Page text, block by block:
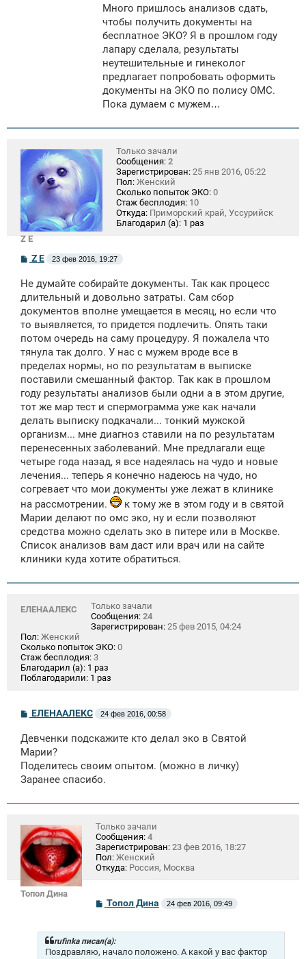
Много пришлось анализов сдать,
чтобы получить документы на
бесплатное ЭКО? Я в прошлом году
лапару сделала, результаты
неутешительные и гинеколог
предлагает попробовать оформить
документы на ЭКО по полису ОМС.
Пока думаем с мужем…
Z Е
Только зачали
Сообщения: 2
Зарегистрирован: 25 янв 2016, 05:22
Пол: Женский
Сколько попыток ЭКО: 0
Стаж бесплодия: 10
Откуда: Приморский край, Уссурийск
Благодарил (а): 1 раз
С
б
щ
н
и
Z Е 23 фев 2016, 19:27
Не думайте собирайте документы. Так как процесс
длительный и довольно затраты. Сам сбор
документов вполне умещается в месяц, но если что
то выявляется, то придется подлечить. Опять таки
потом очередь на саму процедуру. Я пожалела что
тянула так долго. У нас с мужем вроде все в
пределах нормы, но по результатам в выписке
поставили смешанный фактор. Так как в прошлом
году результаты анализов были одни а в этом другие,
тот же мар тест и спермограмма уже как начали
делать выписку подкачали... тонкий мужской
организм... мне диагноз ставили на по результатам
перенесенных заболеваний. Мне предлагали еще
четыре года назад, я все надеялась на чудо и новые
лечения... теперь я конечно надеюсь на чудо, но
согревает что мои документы уже лежат в клинике
на рассмотрении.
к тому же в этом году и в святой
Марии делают по омс эко, ну и если позволяют
средства можно сделать эко в питере или в Москве.
Список анализов вам даст или врач или на сайте
клиники куда хотите обратиться.
ЕЛЕНААЛЕКС
Только зачали
Сообщения: 24
Зарегистрирован: 25 фев 2015, 04:24
Пол: Женский
Сколько попыток ЭКО: 0
Стаж бесплодия: 3
Благодарил (а): 1 раз
Поблагодарили: 1 раз
С
б
щ
н
и
ЕЛЕНААЛЕКС 24 фев 2016, 00:58
Девченки подскажите кто делал эко в Святой
Марии?
Поделитесь своим опытом. (можно в личку)
Заранее спасибо.
Топол Дина
Только зачали
Сообщения: 4
Зарегистрирован: 23 фев 2016, 18:27
Пол: Женский
Откуда: Россия, Москва
С
б
щ
е
Топол Дина 24 фев 2016, 09:49
rufinka писал(а):
Поздравляю, начало положено. А какой у вас фактор